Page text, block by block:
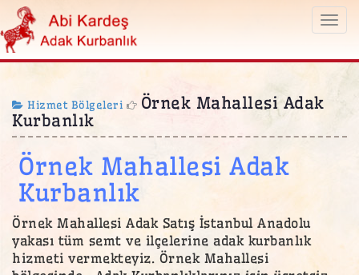
Hizmet Bölgeleri
Örnek Mahallesi Adak
Kurbanlık
Örnek Mahallesi Adak
Kurbanlık
Örnek Mahallesi Adak Satış İstanbul Anadolu
yakası tüm semt ve ilçelerine adak kurbanlık
hizmeti vermekteyiz. Örnek Mahallesi